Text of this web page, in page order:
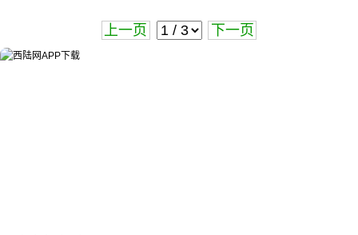
上一页 下一页